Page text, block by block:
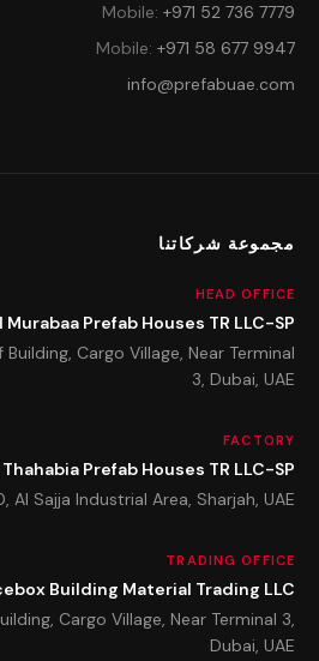
Mobile: +971 52 736 7779
Mobile: +971 58 677 9947
info@prefabuae.com
مجموعة شركاتنا
HEAD OFFICE
Murabaa Prefab Houses TR LLC-SP
Cargo Village, Near Terminal
3, Dubai, UAE
FACTORY
Prefab Houses TR LLC-SP
Al Sajja Industrial Area, Sharjah, UAE
TRADING OFFICE
Building Material Trading LLC
Cargo Village, Near Terminal 3,
Dubai, UAE